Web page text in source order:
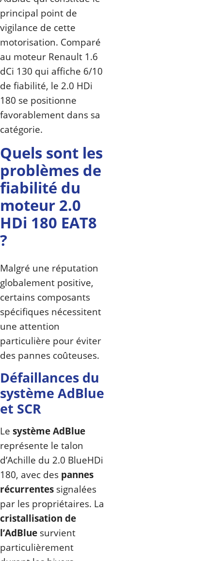
principal point de
vigilance de cette
motorisation. Comparé
au moteur Renault 1.6
dCi 130 qui affiche 6/10
de fiabilité, le 2.0 HDi
180 se positionne
favorablement dans sa
catégorie.
Quels sont les
problèmes de
fiabilité du
moteur 2.0
HDi 180 EAT8
?
Malgré une réputation
globalement positive,
certains composants
spécifiques nécessitent
une attention
particulière pour éviter
des pannes coûteuses.
Défaillances du
système AdBlue
et SCR
Le système AdBlue
représente le talon
d’Achille du 2.0 BlueHDi
180, avec des pannes
récurrentes signalées
par les propriétaires. La
cristallisation de
l’AdBlue survient
particulièrement